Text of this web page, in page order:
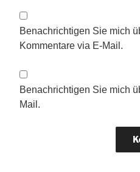
Benachrichtigen Sie mich
Kommentare via E-Mail.
Benachrichtigen Sie mich
Mail.